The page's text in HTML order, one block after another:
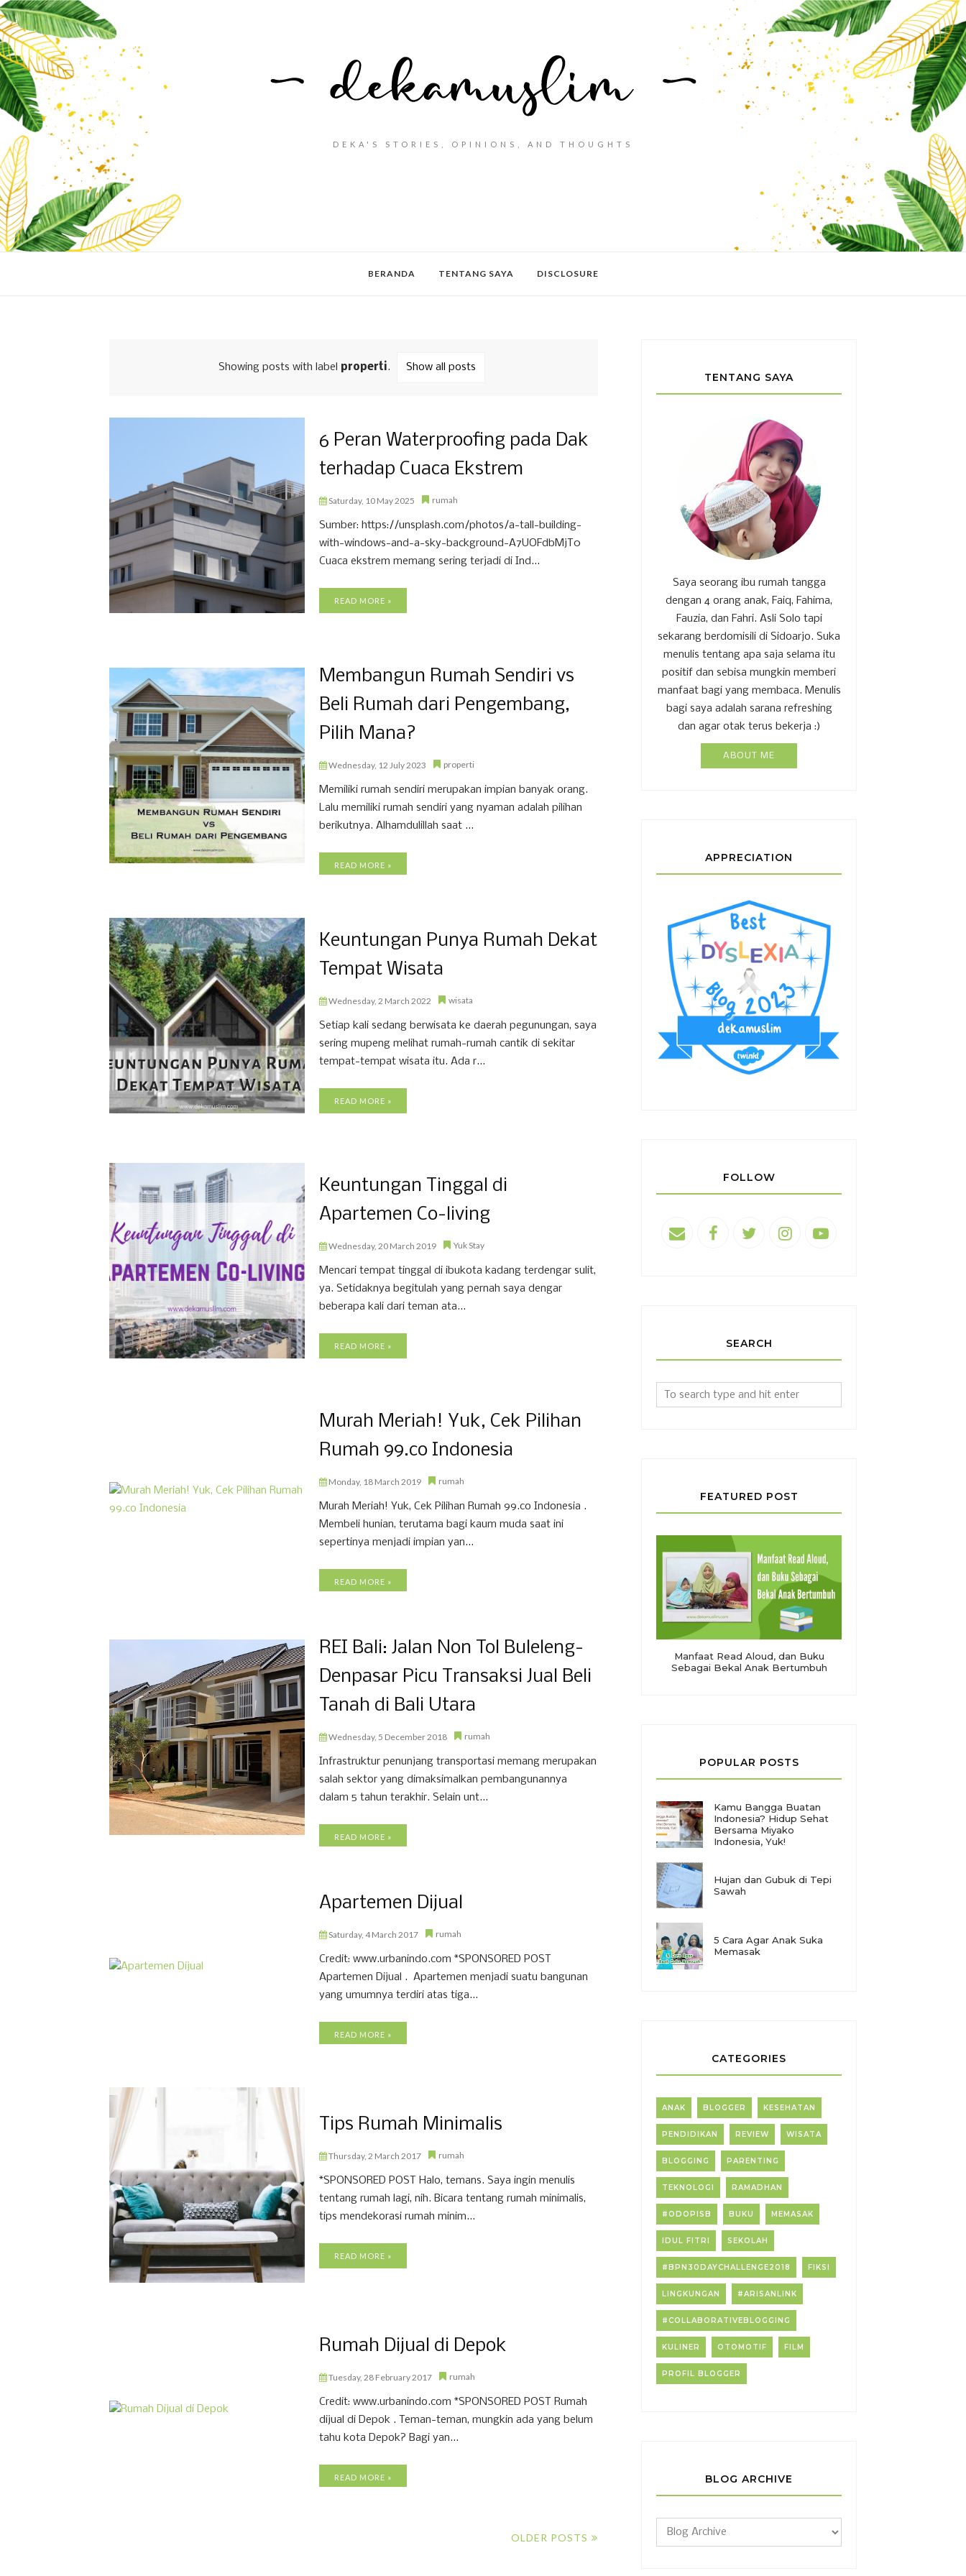
DEKA'S STORIES, OPINIONS, AND THOUGHTS
BERANDA TENTANG SAYA DISCLOSURE
Showing posts with label properti. Show all posts
6 Peran Waterproofing pada Dak
terhadap Cuaca Ekstrem
Saturday, 10 May 2025 rumah
Sumber: https://unsplash.com/photos/a-tall-building-
with-windows-and-a-sky-background-A7UOFdbMjT0
Cuaca ekstrem memang sering terjadi di Ind...
READ MORE »
Membangun Rumah Sendiri vs
Beli Rumah dari Pengembang,
Pilih Mana?
Wednesday, 12 July 2023 properti
Memiliki rumah sendiri merupakan impian banyak orang.
Lalu memiliki rumah sendiri yang nyaman adalah pilihan
berikutnya. Alhamdulillah saat ...
READ MORE »
Keuntungan Punya Rumah Dekat
Tempat Wisata
Wednesday, 2 March 2022 wisata
Setiap kali sedang berwisata ke daerah pegunungan, saya
sering mupeng melihat rumah-rumah cantik di sekitar
tempat-tempat wisata itu. Ada r...
READ MORE »
Keuntungan Tinggal di
Apartemen Co-living
Wednesday, 20 March 2019 Yuk Stay
Mencari tempat tinggal di ibukota kadang terdengar sulit,
ya. Setidaknya begitulah yang pernah saya dengar
beberapa kali dari teman ata...
READ MORE »
Murah Meriah! Yuk, Cek Pilihan
Rumah 99.co Indonesia
Monday, 18 March 2019 rumah
Murah Meriah! Yuk, Cek Pilihan Rumah 99.co Indonesia .
Membeli hunian, terutama bagi kaum muda saat ini
sepertinya menjadi impian yan...
READ MORE »
REI Bali: Jalan Non Tol Buleleng-
Denpasar Picu Transaksi Jual Beli
Tanah di Bali Utara
Wednesday, 5 December 2018 rumah
Infrastruktur penunjang transportasi memang merupakan
salah sektor yang dimaksimalkan pembangunannya
dalam 5 tahun terakhir. Selain unt...
READ MORE »
Apartemen Dijual
Saturday, 4 March 2017 rumah
Credit: www.urbanindo.com *SPONSORED POST
Apartemen Dijual . Apartemen menjadi suatu bangunan
yang umumnya terdiri atas tiga...
READ MORE »
Tips Rumah Minimalis
Thursday, 2 March 2017 rumah
*SPONSORED POST Halo, temans. Saya ingin menulis
tentang rumah lagi, nih. Bicara tentang rumah minimalis,
tips mendekorasi rumah minim...
READ MORE »
Rumah Dijual di Depok
Tuesday, 28 February 2017 rumah
Credit: www.urbanindo.com *SPONSORED POST Rumah
dijual di Depok . Teman-teman, mungkin ada yang belum
tahu kota Depok? Bagi yan...
READ MORE »
OLDER POSTS
TENTANG SAYA
Saya seorang ibu rumah tangga
dengan 4 orang anak, Faiq, Fahima,
Fauzia, dan Fahri. Asli Solo tapi
sekarang berdomisili di Sidoarjo. Suka
menulis tentang apa saja selama itu
positif dan sebisa mungkin memberi
manfaat bagi yang membaca. Menulis
bagi saya adalah sarana refreshing
dan agar otak terus bekerja :)
ABOUT ME
APPRECIATION
FOLLOW
SEARCH
FEATURED POST
Manfaat Read Aloud, dan Buku
Sebagai Bekal Anak Bertumbuh
POPULAR POSTS
Kamu Bangga Buatan
Indonesia? Hidup Sehat
Bersama Miyako
Indonesia, Yuk!
Hujan dan Gubuk di Tepi
Sawah
5 Cara Agar Anak Suka
Memasak
CATEGORIES
ANAK BLOGGER KESEHATAN
PENDIDIKAN REVIEW WISATA
BLOGGING PARENTING
TEKNOLOGI RAMADHAN
#ODOPISB BUKU MEMASAK
IDUL FITRI SEKOLAH
#BPN30DAYCHALLENGE2018 FIKSI
LINGKUNGAN #ARISANLINK
#COLLABORATIVEBLOGGING
KULINER OTOMOTIF FILM
PROFIL BLOGGER
BLOG ARCHIVE